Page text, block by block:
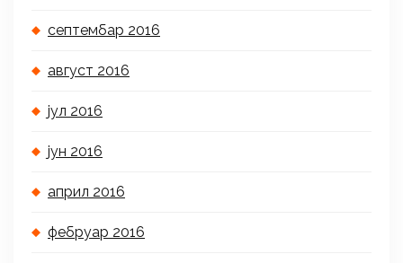
септембар 2016
август 2016
јул 2016
јун 2016
април 2016
фебруар 2016